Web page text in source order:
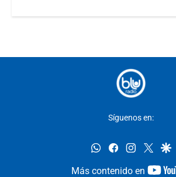
Síguenos en:
whatsappfacebookinstagram
twitter
Más contenido en